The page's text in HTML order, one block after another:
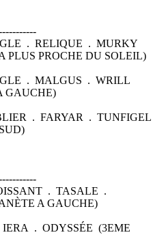
. RELIQUE . MURKY
PLUS PROCHE DU SOLEIL)
. MALGUS . WRILL
GAUCHE)
. FARYAR . TUNFIGEL
. TASALE .
A GAUCHE)
. ODYSSÉE (3EME